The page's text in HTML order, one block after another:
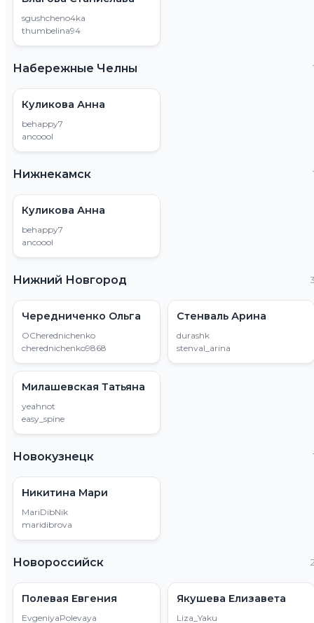
sgushcheno4ka
thumbelina94
Набережные Челны
Куликова Анна
behappy7
ancoool
Нижнекамск
Куликова Анна
behappy7
ancoool
Нижний Новгород
Чередниченко Ольга
OCherednichenko
cherednichenko9868
Стенваль Арина
durashk
stenval_arina
Милашевская Татьяна
yeahnot
easy_spine
Новокузнецк
Никитина Мари
MariDibNik
maridibrova
Новороссийск
Полевая Евгения
EvgeniyaPolevaya
Якушева Елизавета
Liza_Yaku